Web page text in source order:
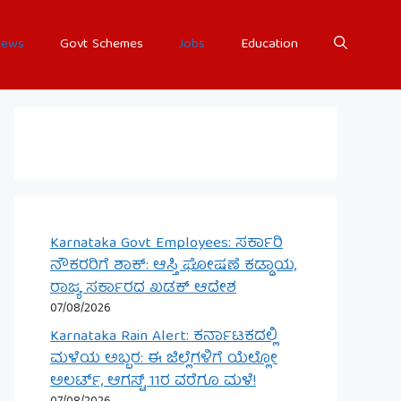
Govt Schemes Jobs Education
Karnataka Govt Employees: ಸರ್ಕಾರಿ
ನೌಕರರಿಗೆ ಶಾಕ್: ಆಸ್ತಿ ಘೋಷಣೆ ಕಡ್ಡಾಯ,
ರಾಜ್ಯ ಸರ್ಕಾರದ ಖಡಕ್ ಆದೇಶ
07/08/2026
Karnataka Rain Alert: ಕರ್ನಾಟಕದಲ್ಲಿ
ಮಳೆಯ ಅಬ್ಬರ: ಈ ಜಿಲ್ಲೆಗಳಿಗೆ ಯೆಲ್ಲೋ
ಅಲರ್ಟ್, ಆಗಸ್ಟ್ 11ರ ವರೆಗೂ ಮಳೆ!